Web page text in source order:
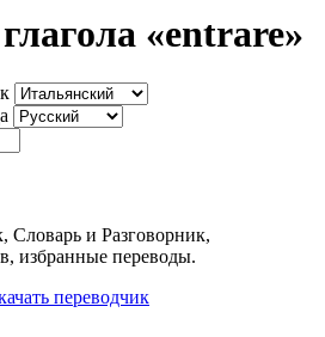
«entrare»
Словарь и Разговорник,
избранные переводы.